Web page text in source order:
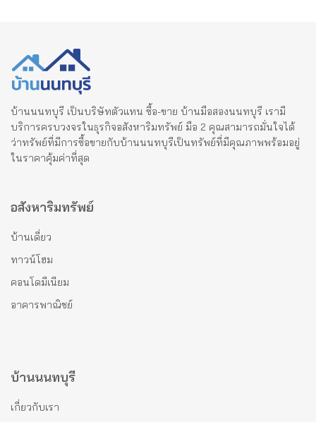
บ้านนนทบุรี เป็นบริษัทตัวแทน ซื้อ-ขาย บ้านมือสองนนทบุรี เรามี
บริการครบวงจรในธุรกิจอสังหาริมทรัพย์ มือ 2 คุณสามารถมั่นใจได้
ว่าทรัพย์ที่มีการซื้อขายกับบ้านนนทบุรีเป็นทรัพย์ที่มีคุณภาพพร้อมอยู่
ในราคาคุ้มค่าที่สุด
อสังหาริมทรัพย์
บ้านเดี่ยว
ทาวน์โฮม
คอนโดมีเนียม
อาคารพาณิชย์
บ้านนนทบุรี
เกี่ยวกับเรา